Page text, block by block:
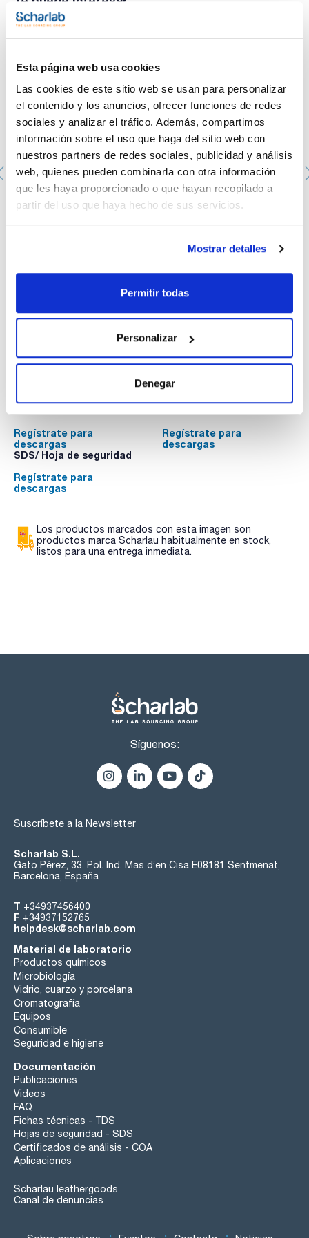
Esta página web usa cookies
Las cookies de este sitio web se usan para personalizar
el contenido y los anuncios, ofrecer funciones de redes
sociales y analizar el tráfico. Además, compartimos
información sobre el uso que haga del sitio web con
nuestros partners de redes sociales, publicidad y análisis
web, quienes pueden combinarla con otra información
que les haya proporcionado o que hayan recopilado a
partir del uso que haya hecho de sus servicios.
Mostrar detalles
Permitir todas
Personalizar
Denegar
Placa Petri aséptica de 90mm. SCHARLAU. con 3
vientos. Color transparente. 20u. X 24 bolsas.
PPD-90143A
Documentación técnica
Regístrate para
descargas
Regístrate para
descargas
SDS/ Hoja de seguridad
Regístrate para
descargas
Los productos marcados con esta imagen son
productos marca Scharlau habitualmente en stock,
listos para una entrega inmediata.
Síguenos:
Suscríbete a la Newsletter
Scharlab S.L.
Gato Pérez, 33. Pol. Ind. Mas d’en Cisa E08181 Sentmenat,
Barcelona, España
T +34937456400
F +34937152765
helpdesk@scharlab.com
Material de laboratorio
Productos químicos
Microbiología
Vidrio, cuarzo y porcelana
Cromatografía
Equipos
Consumible
Seguridad e higiene
Documentación
Publicaciones
Videos
FAQ
Fichas técnicas - TDS
Hojas de seguridad - SDS
Certificados de análisis - COA
Aplicaciones
Scharlau leathergoods
Canal de denuncias